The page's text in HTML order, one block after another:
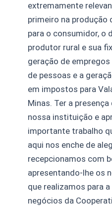
extremamente
primeiro na produção
para o consumidor, o
produtor rural e sua
geração de
de pessoas e a
em impostos para
Minas. Ter a
nossa instituição e
importante trabalho
aqui nos enche de
recepcionamos com
apresentando-lhe os
que realizamos para
negócios da